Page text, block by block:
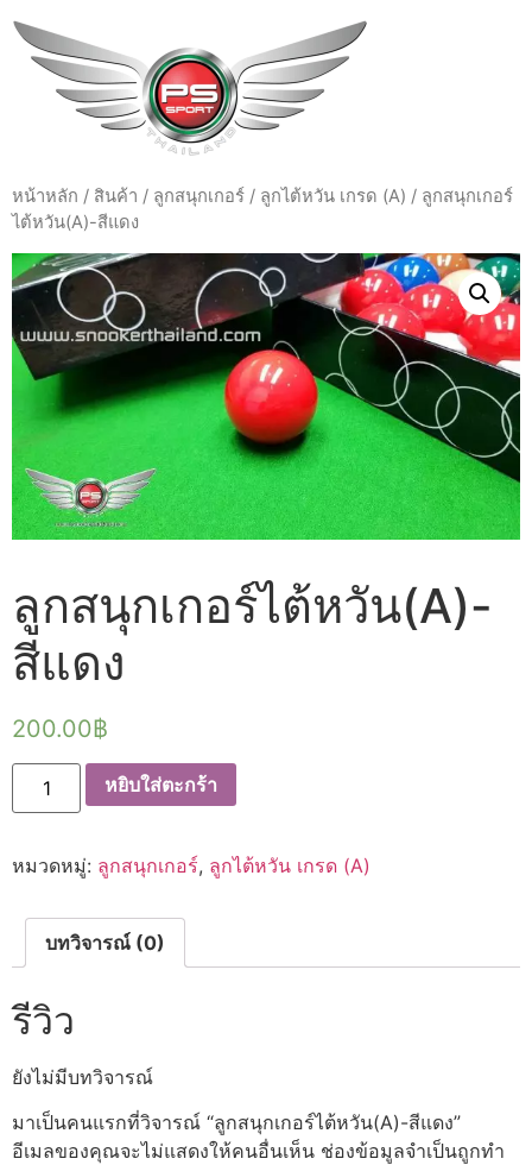
หน้าหลัก / สินค้า / ลูกสนุกเกอร์ / ลูกไต้หวัน เกรด (A) / ลูกสนุกเกอร์
ไต้หวัน(A)-สีแดง
ลูกสนุกเกอร์ไต้หวัน(A)-
สีแดง
200.00฿
จำนวน
สนุกเกอร์
แดง
หยิบใส่ตะกร้า
หมวดหมู่: ลูกสนุกเกอร์, ลูกไต้หวัน เกรด (A)
บทวิจารณ์ (0)
รีวิว
ยังไม่มีบทวิจารณ์
มาเป็นคนแรกที่วิจารณ์ “ลูกสนุกเกอร์ไต้หวัน(A)-สีแดง”
อีเมลของคุณจะไม่แสดงให้คนอื่นเห็น ช่องข้อมูลจำเป็นถูกทำ